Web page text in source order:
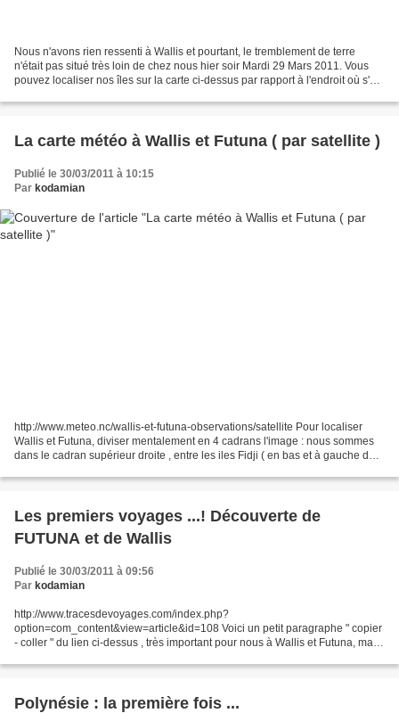
Nous n'avons rien ressenti à Wallis et pourtant, le tremblement de terre
n'était pas situé très loin de chez nous hier soir Mardi 29 Mars 2011. Vous
pouvez localiser nos îles sur la carte ci-dessus par rapport à l'endroit où s'est
La carte météo à Wallis et Futuna ( par satellite )
Publié le 30/03/2011 à 10:15
Par kodamian
http://www.meteo.nc/wallis-et-futuna-observations/satellite Pour localiser
Wallis et Futuna, diviser mentalement en 4 cadrans l'image : nous sommes
dans le cadran supérieur droite , entre les iles Fidji ( en bas et à gauche de
Les premiers voyages ...! Découverte de
FUTUNA et de Wallis
Publié le 30/03/2011 à 09:56
Par kodamian
http://www.tracesdevoyages.com/index.php?
option=com_content&view=article&id=108 Voici un petit paragraphe " copier
- coller " du lien ci-dessus , très important pour nous à Wallis et Futuna, mais
Polynésie : la première fois ...